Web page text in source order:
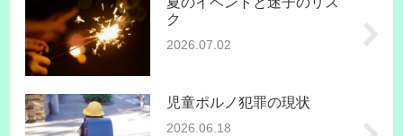
ク
2026.07.02
児童ポルノ犯罪の現状
2026.06.18